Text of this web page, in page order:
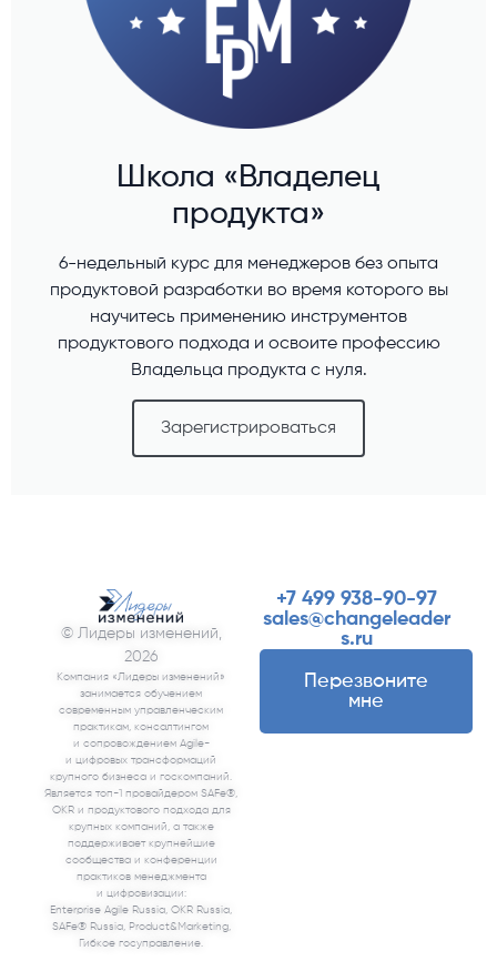
Школа «Владелец
продукта»
6-недельный курс для менеджеров без опыта
продуктовой разработки во время которого вы
научитесь применению инструментов
продуктового подхода и освоите профессию
Владельца продукта с нуля.
Зарегистрироваться
© Лидеры изменений,
2026
Компания «‎Лидеры изменений»
занимается обучением
современным управленческим
практикам, консалтингом
и сопровождением Agile-
и цифровых трансформаций
крупного бизнеса и госкомпаний.
Является топ-1 провайдером SAFe®,
OKR и продуктового подхода для
крупных компаний, а также
поддерживает крупнейшие
сообщества и конференции
практиков менеджмента
и цифровизации:
Enterprise Agile Russia, OKR Russia,
SAFe® Russia, Product&Marketing,
Гибкое госуправление.
+7 499 938-90-97
sales@changeleader
s.ru
Перезвоните
мне